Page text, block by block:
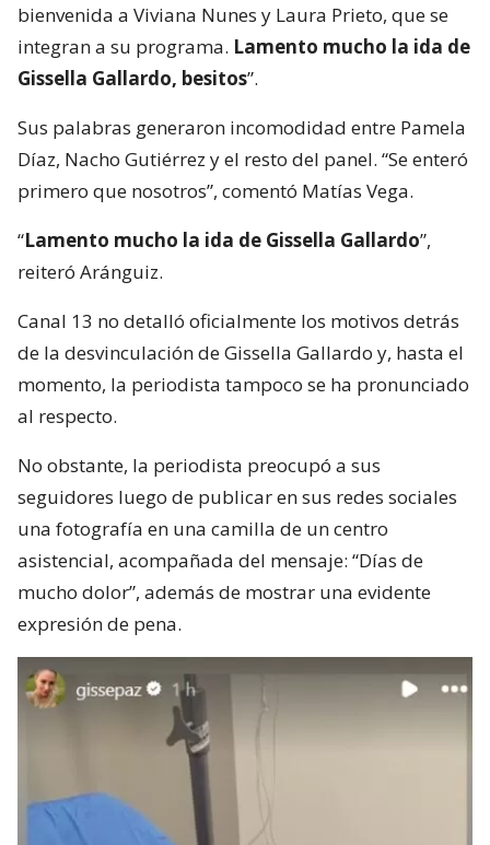
bienvenida a Viviana Nunes y Laura Prieto, que se
integran a su programa. Lamento mucho la ida de
Gissella Gallardo, besitos”.
Sus palabras generaron incomodidad entre Pamela
Díaz, Nacho Gutiérrez y el resto del panel. “Se enteró
primero que nosotros”, comentó Matías Vega.
“Lamento mucho la ida de Gissella Gallardo”,
reiteró Aránguiz.
Canal 13 no detalló oficialmente los motivos detrás
de la desvinculación de Gissella Gallardo y, hasta el
momento, la periodista tampoco se ha pronunciado
al respecto.
No obstante, la periodista preocupó a sus
seguidores luego de publicar en sus redes sociales
una fotografía en una camilla de un centro
asistencial, acompañada del mensaje: “Días de
mucho dolor”, además de mostrar una evidente
expresión de pena.